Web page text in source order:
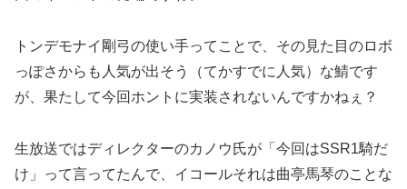
トンデモナイ剛弓の使い手ってことで、その見た目のロボ
っぽさからも人気が出そう（てかすでに人気）な鯖です
が、果たして今回ホントに実装されないんですかねぇ？
生放送ではディレクターのカノウ氏が「今回はSSR1騎だ
け」って言ってたんで、イコールそれは曲亭馬琴のことな